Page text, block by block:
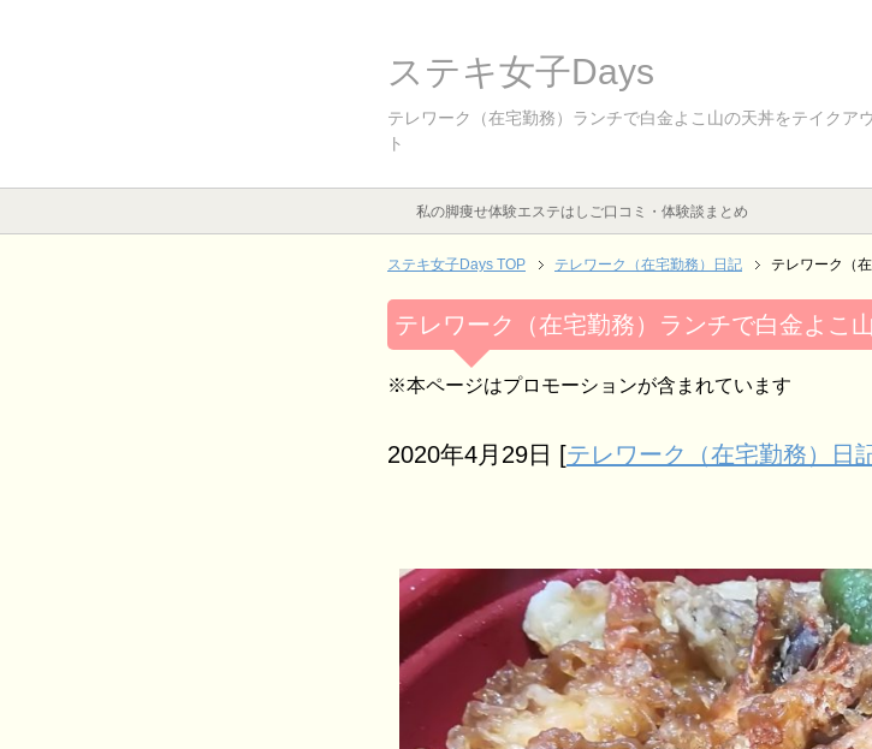
ステキ女子Days
テレワーク（在宅勤務）ランチで白金よこ山の天丼をテイクアウ
ト
私の脚痩せ体験エステはしご口コミ・体験談まとめ
ステキ女子Days TOP テレワーク（在宅勤務）日記 テレワーク（
テレワーク（在宅勤務）ランチで白金よこ
※本ページはプロモーションが含まれています
2020年4月29日 [テレワーク（在宅勤務）日